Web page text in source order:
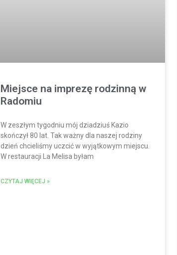
Miejsce na imprezę rodzinną w
Radomiu
W zeszłym tygodniu mój dziadziuś Kazio
skończył 80 lat. Tak ważny dla naszej rodziny
dzień chcieliśmy uczcić w wyjątkowym miejscu.
W restauracji La Melisa byłam
CZYTAJ WIĘCEJ »